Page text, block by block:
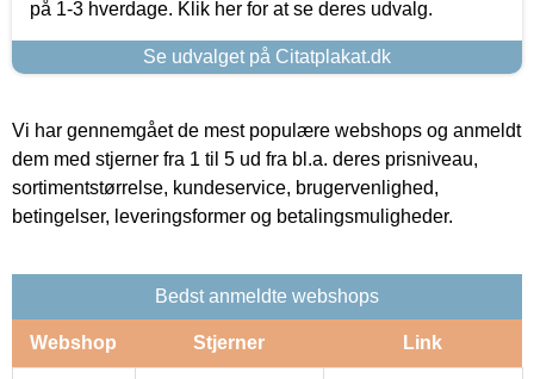
på 1-3 hverdage. Klik her for at se deres udvalg.
Se udvalget på Citatplakat.dk
Vi har gennemgået de mest populære webshops og anmeldt
dem med stjerner fra 1 til 5 ud fra bl.a. deres prisniveau,
sortimentstørrelse, kundeservice, brugervenlighed,
betingelser, leveringsformer og betalingsmuligheder.
Bedst anmeldte webshops
Webshop Stjerner Link